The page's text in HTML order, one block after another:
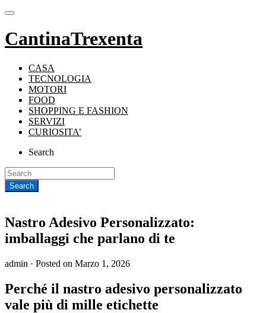
CantinaTrexenta
CASA
TECNOLOGIA
MOTORI
FOOD
SHOPPING E FASHION
SERVIZI
CURIOSITA’
Search
Nastro Adesivo Personalizzato:
imballaggi che parlano di te
admin · Posted on Marzo 1, 2026
Perché il nastro adesivo personalizzato
vale più di mille etichette